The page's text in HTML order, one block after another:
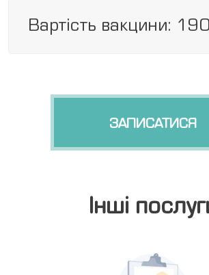
Вартість вакцини:
ЗАПИСАТИСЯ
Інші